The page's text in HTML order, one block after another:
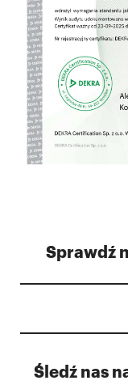
Sprawdź
Śledź nas